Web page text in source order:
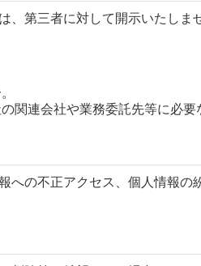
第三者に対して開示いたしませ
連会社や業務委託先等に必要
の不正アクセス、個人情報